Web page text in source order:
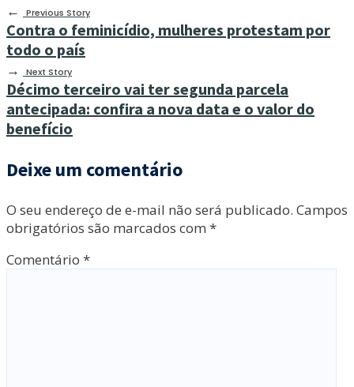
←
Previous Story
Contra o feminicídio, mulheres protestam por
todo o país
→ Next Story
Décimo terceiro vai ter segunda parcela
antecipada: confira a nova data e o valor do
benefício
Deixe um comentário
O seu endereço de e-mail não será publicado. Campos
obrigatórios são marcados com *
Comentário *